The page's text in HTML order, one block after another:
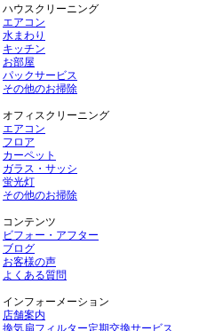
ハウスクリーニング
エアコン
水まわり
キッチン
お部屋
パックサービス
その他のお掃除
オフィスクリーニング
エアコン
フロア
カーペット
ガラス・サッシ
蛍光灯
その他のお掃除
コンテンツ
ビフォー・アフター
ブログ
お客様の声
よくある質問
インフォーメーション
店舗案内
換気扇フィルター定期交換サービス